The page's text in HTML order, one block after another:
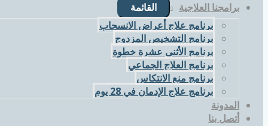
برامجنا العلاجية
القائمة
برنامج علاج أعراض الانسحاب
برنامج التشخيص المزدوج
برنامج الأثني عشرة خطوة
برنامج العلاج الجماعي
برنامج منع الانتكاس
برنامج علاج الإدمان في 28 يوم
المدونة
أتصل بنا